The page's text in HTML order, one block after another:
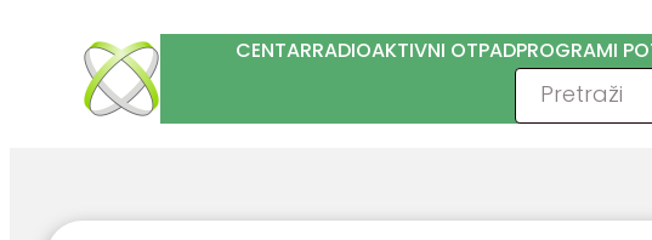
sadržaja
CENTARRADIOAKTIVNI OTPADPROGRAMI
Pretraga